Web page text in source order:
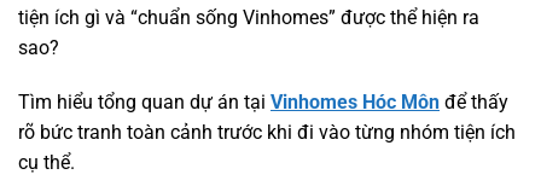
tiện ích gì và “chuẩn sống Vinhomes” được thể hiện ra
sao?
Tìm hiểu tổng quan dự án tại Vinhomes Hóc Môn để thấy
rõ bức tranh toàn cảnh trước khi đi vào từng nhóm tiện ích
cụ thể.